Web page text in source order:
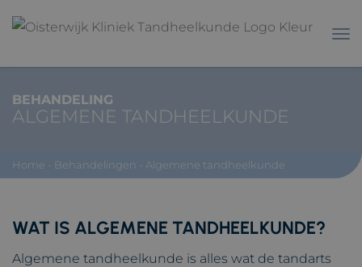
BEHANDELING
ALGEMENE TANDHEELKUNDE
Home - Behandelingen - Algemene tandheelkunde
WAT IS ALGEMENE TANDHEELKUNDE?
Algemene tandheelkunde is alles wat de tandarts